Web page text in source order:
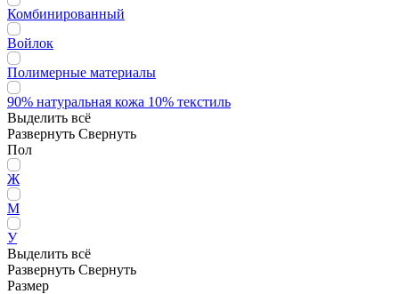
Комбинированный
Войлок
Полимерные материалы
90% натуральная кожа 10% текстиль
Выделить всё
Развернуть Свернуть
Пол
Ж
М
У
Выделить всё
Развернуть Свернуть
Размер